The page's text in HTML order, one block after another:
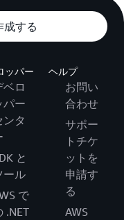
成する
ッパー
ベロ
パー
ンタ
と
ール
で
.NET
ヘルプ
お問い
合わせ
サポー
トチケ
ットを
申請す
る
AWS